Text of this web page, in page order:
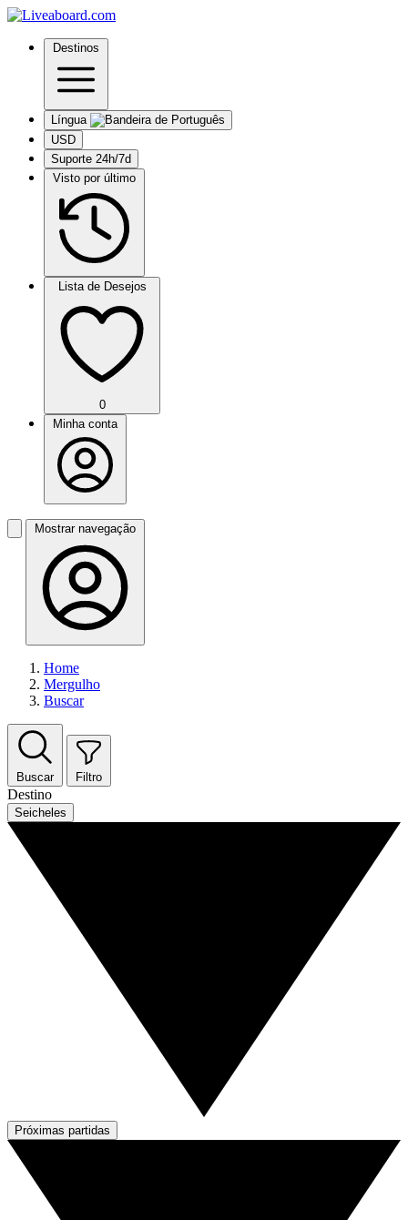
Destinos
Língua
USD
Suporte 24h/7d
Visto por último
Lista de Desejos
0
Minha conta
Mostrar navegação
Home
Mergulho
Buscar
Buscar Filtro
Destino
Seicheles
Próximas partidas